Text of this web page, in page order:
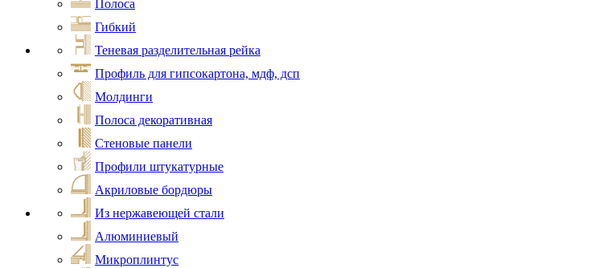
Полоса
Гибкий
Теневая разделительная рейка
Профиль для гипсокартона, мдф, дсп
Молдинги
Полоса декоративная
Стеновые панели
Профили штукатурные
Акриловые бордюры
Из нержавеющей стали
Алюминиевый
Микроплинтус